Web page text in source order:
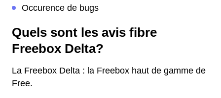
Occurence de bugs
Quels sont les avis fibre
Freebox Delta?
La Freebox Delta : la Freebox haut de gamme de
Free.